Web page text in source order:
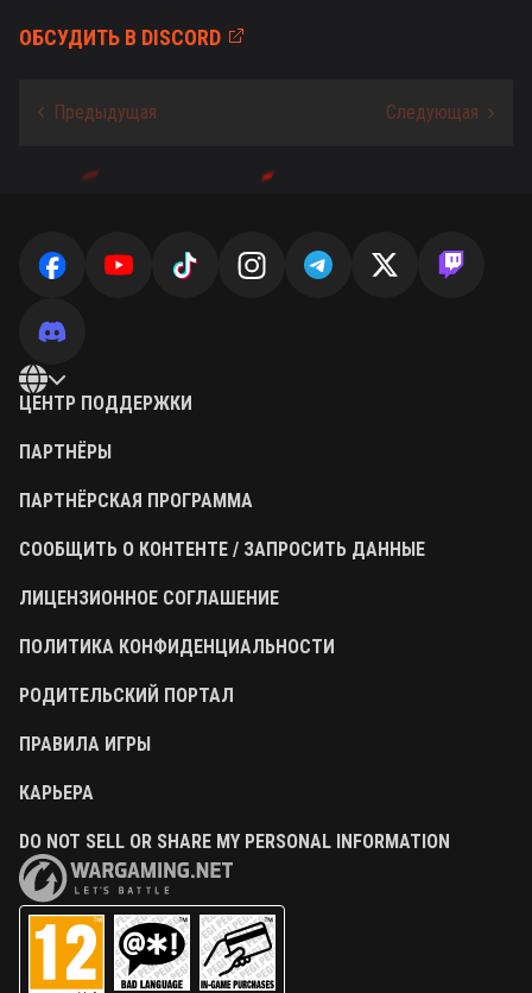
ОБСУДИТЬ В DISCORD
ЦЕНТР ПОДДЕРЖКИ
ПАРТНЁРЫ
ПАРТНЁРСКАЯ ПРОГРАММА
СООБЩИТЬ О КОНТЕНТЕ / ЗАПРОСИТЬ ДАННЫЕ
ЛИЦЕНЗИОННОЕ СОГЛАШЕНИЕ
ПОЛИТИКА КОНФИДЕНЦИАЛЬНОСТИ
РОДИТЕЛЬСКИЙ ПОРТАЛ
ПРАВИЛА ИГРЫ
КАРЬЕРА
DO NOT SELL OR SHARE MY PERSONAL INFORMATION